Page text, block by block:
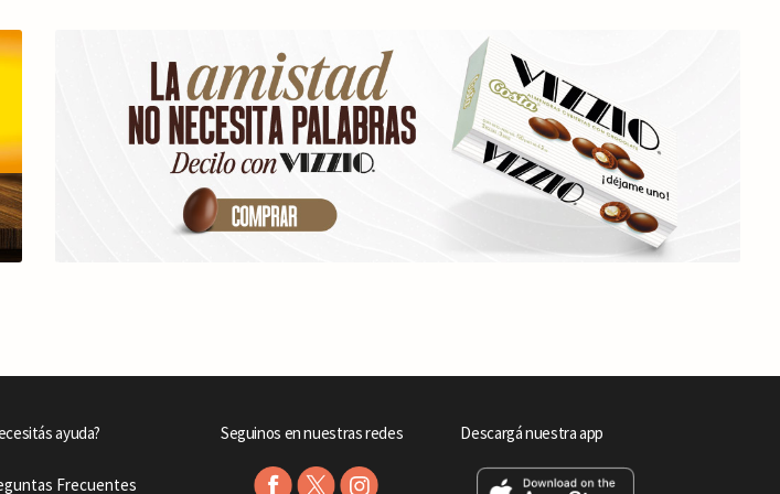
ayuda?
Frecuentes
Seguinos en nuestras redes Descargá nuestra app